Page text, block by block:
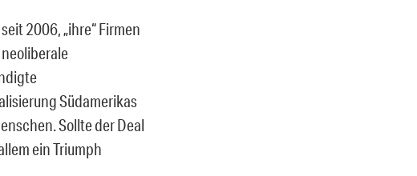
2006, „ihre“ Firmen
Südamerikas
Sollte der Deal
ein Triumph